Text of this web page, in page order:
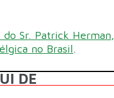
do Sr. Patrick Herman,
no Brasil.
DE